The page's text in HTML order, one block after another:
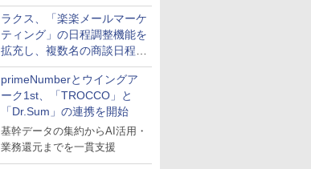
送信防止アドインサービス」
を提供
ラクス、「楽楽メールマーケ
ティング」の日程調整機能を
拡充し、複数名の商談日程調
整を効率化
primeNumberとウイングア
ーク1st、「TROCCO」と
「Dr.Sum」の連携を開始
基幹データの集約からAI活用・
業務還元までを一貫支援